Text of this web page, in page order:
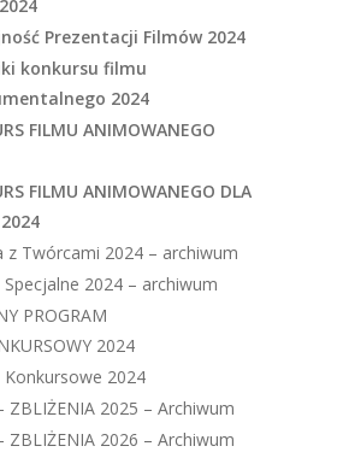
Prezentacji Filmów 2024
konkursu filmu
2024
FILMU ANIMOWANEGO
FILMU ANIMOWANEGO DLA
z Twórcami 2024 – archiwum
2024 – archiwum
PROGRAM
2024
2024
ZBLIŻENIA 2025 – Archiwum
ZBLIŻENIA 2026 – Archiwum